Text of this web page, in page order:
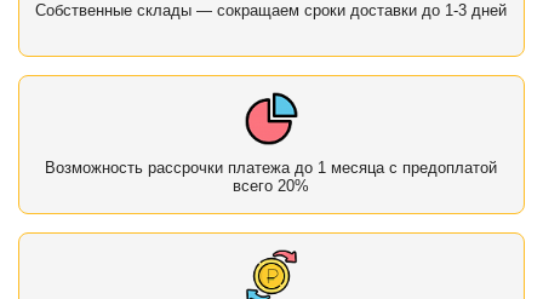
Собственные склады — сокращаем сроки доставки до 1-3 дней
Возможность рассрочки платежа до 1 месяца с предоплатой
всего 20%